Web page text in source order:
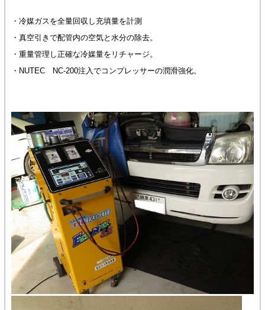
・冷媒ガスを全量回収し充填量を計測
・真空引きで配管内の空気と水分の除去。
・重量管理し正確な冷媒量をリチャージ。
・NUTEC NC-200注入でコンプレッサーの潤滑強化。